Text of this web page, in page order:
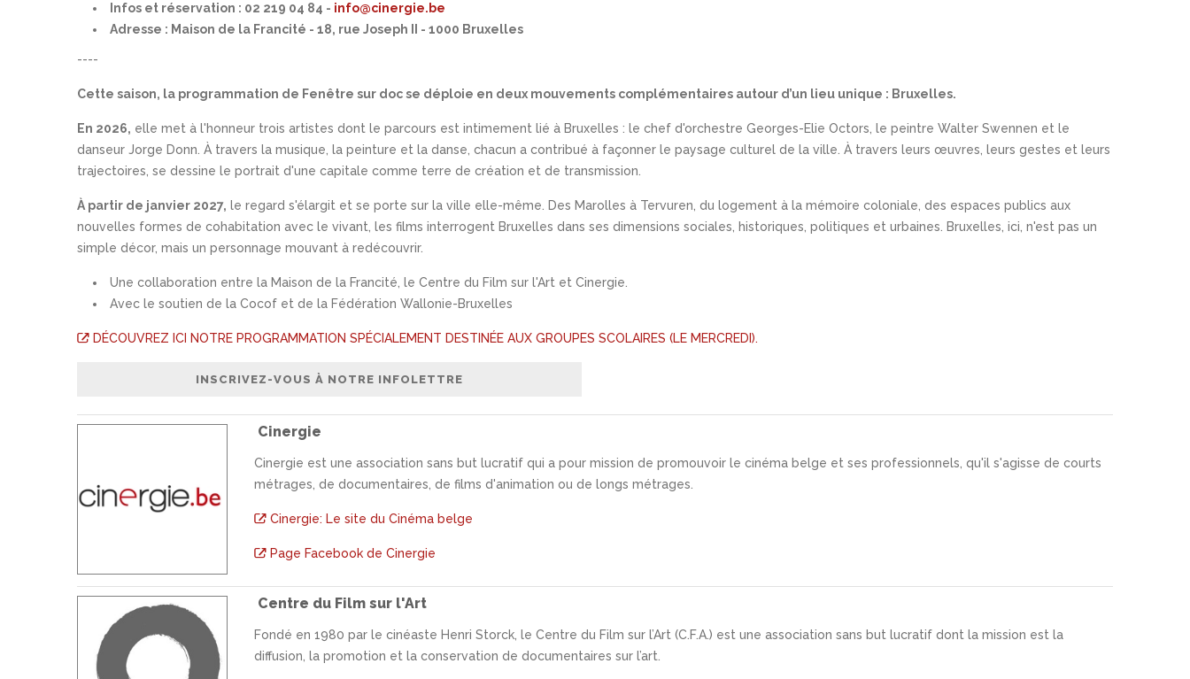
Infos et réservation : 02 219 04 84 - info@cinergie.be
Adresse : Maison de la Francité - 18, rue Joseph II - 1000 Bruxelles
----
Cette saison, la programmation de Fenêtre sur doc se déploie en deux mouvements complémentaires autour d’un lieu unique : Bruxelles.
En 2026, elle met à l'honneur trois artistes dont le parcours est intimement lié à Bruxelles : le chef d'orchestre Georges-Elie Octors, le peintre Walter Swennen et le
danseur Jorge Donn. À travers la musique, la peinture et la danse, chacun a contribué à façonner le paysage culturel de la ville. À travers leurs œuvres, leurs gestes et leurs
trajectoires, se dessine le portrait d'une capitale comme terre de création et de transmission.
À partir de janvier 2027, le regard s'élargit et se porte sur la ville elle-même. Des Marolles à Tervuren, du logement à la mémoire coloniale, des espaces publics aux
nouvelles formes de cohabitation avec le vivant, les films interrogent Bruxelles dans ses dimensions sociales, historiques, politiques et urbaines. Bruxelles, ici, n'est pas un
simple décor, mais un personnage mouvant à redécouvrir.
Une collaboration entre la Maison de la Francité, le Centre du Film sur l'Art et Cinergie.
Avec le soutien de la Cocof et de la Fédération Wallonie-Bruxelles
DÉCOUVREZ ICI NOTRE PROGRAMMATION SPÉCIALEMENT DESTINÉE AUX GROUPES SCOLAIRES (LE MERCREDI).
Cinergie
Cinergie est une association sans but lucratif qui a pour mission de promouvoir le cinéma belge et ses professionnels, qu'il s'agisse de courts
métrages, de documentaires, de films d'animation ou de longs métrages.
Cinergie: Le site du Cinéma belge
Page Facebook de Cinergie
Centre du Film sur l'Art
Fondé en 1980 par le cinéaste Henri Storck, le Centre du Film sur l’Art (C.F.A.) est une association sans but lucratif dont la mission est la
diffusion, la promotion et la conservation de documentaires sur l’art.